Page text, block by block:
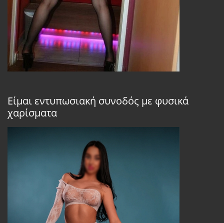
Είμαι εντυπωσιακή συνοδός με φυσικά
χαρίσματα